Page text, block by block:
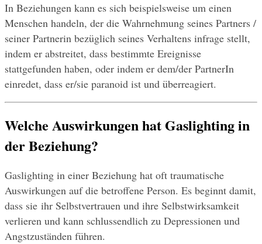
In Beziehungen kann es sich beispielsweise um einen
Menschen handeln, der die Wahrnehmung seines Partners /
seiner Partnerin bezüglich seines Verhaltens infrage stellt,
indem er abstreitet, dass bestimmte Ereignisse
stattgefunden haben, oder indem er dem/der PartnerIn
einredet, dass er/sie paranoid ist und überreagiert.
Welche Auswirkungen hat Gaslighting in
der Beziehung?
Gaslighting in einer Beziehung hat oft traumatische
Auswirkungen auf die betroffene Person. Es beginnt damit,
dass sie ihr Selbstvertrauen und ihre Selbstwirksamkeit
verlieren und kann schlussendlich zu Depressionen und
Angstzuständen führen.